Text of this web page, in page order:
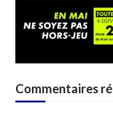
Commentaires